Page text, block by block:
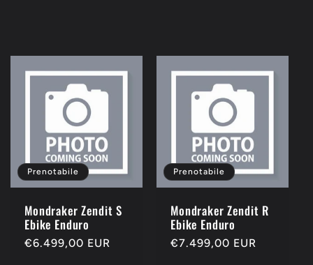
Prenotabile
Mondraker Zendit S
Ebike Enduro
Prezzo
€6.499,00 EUR
Prenotabile
Mondraker Zendit R
Ebike Enduro
Prezzo
€7.499,00 EUR